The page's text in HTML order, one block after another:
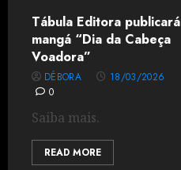
Tábula Editora publicará
mangá “Dia da Cabeça
Voadora”
DÉBORA
18/03/2026
0
Saiba mais.
READ MORE